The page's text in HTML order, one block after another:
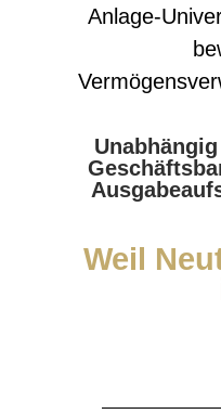
Anlage-
Weil